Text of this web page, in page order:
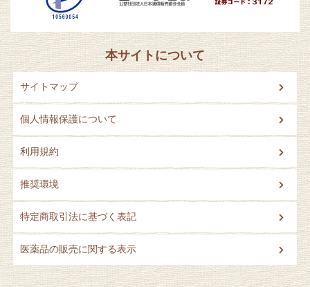
本サイトについて
サイトマップ
個人情報保護について
利用規約
推奨環境
特定商取引法に基づく表記
医薬品の販売に関する表示